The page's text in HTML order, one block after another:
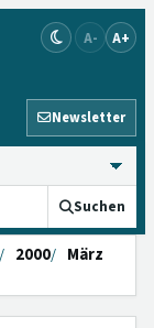
A- A+
Newsletter
Suchen
2000
März